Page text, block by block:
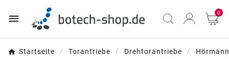
 0
Startseite Torantriebe Drehtorantriebe
Hörmann